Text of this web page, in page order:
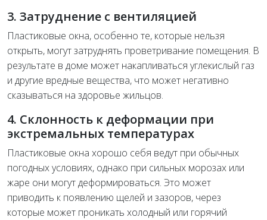
3. Затруднение с вентиляцией
Пластиковые окна, особенно те, которые нельзя
открыть, могут затруднять проветривание помещения. В
результате в доме может накапливаться углекислый газ
и другие вредные вещества, что может негативно
сказываться на здоровье жильцов.
4. Склонность к деформации при
экстремальных температурах
Пластиковые окна хорошо себя ведут при обычных
погодных условиях, однако при сильных морозах или
жаре они могут деформироваться. Это может
приводить к появлению щелей и зазоров, через
которые может проникать холодный или горячий